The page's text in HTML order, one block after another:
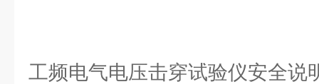
工频电气电压击穿试验仪安全说